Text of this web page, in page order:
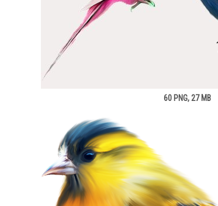
60 PNG, 27 MB